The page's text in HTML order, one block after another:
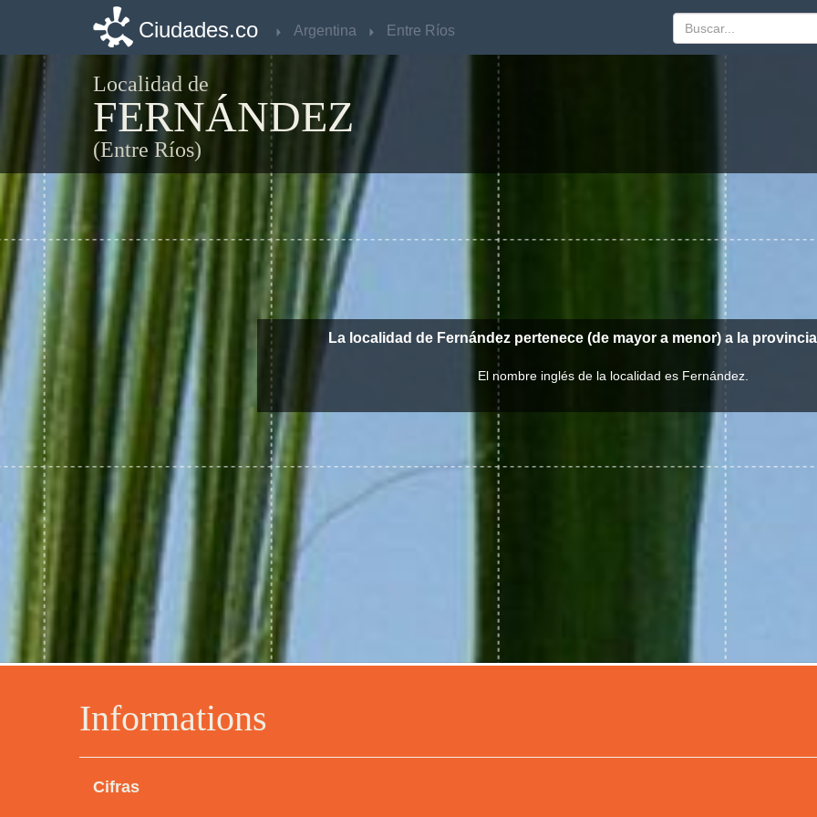
Ciudades.co Argentina Entre Ríos
Localidad de
FERNÁNDEZ
(Entre Ríos)
Informations
Cifras
La localidad de Fernández pertenece (de mayor a menor) a la provincia
El nombre inglés de la localidad es Fernández.
Ciudades.co Argentina Entre Ríos